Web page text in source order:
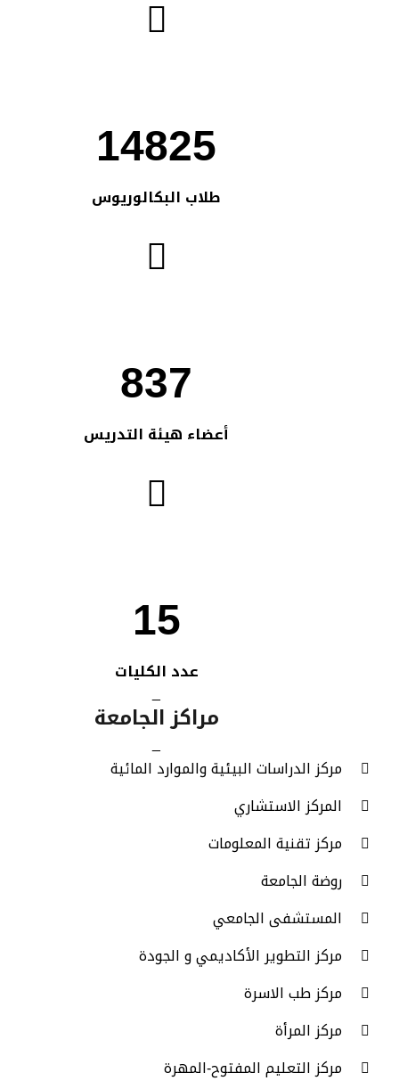
14825
طلاب البكالوريوس
837
أعضاء هيئة التدريس
15
عدد الكليات
_
مراكز الجامعة
_
مركز الدراسات البيئية والموارد المائية
المركز الاستشاري
مركز تقنية المعلومات
روضة الجامعة
المستشفى الجامعي
مركز التطوير الأكاديمي و الجودة
مركز طب الاسرة
مركز المرأة
مركز التعليم المفتوح-المهرة